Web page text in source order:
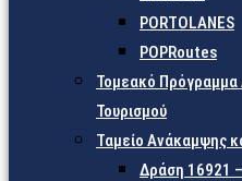
PORTOLANES
POPRoutes
Τομεακό Πρόγραμμα
Τουρισμού
Ταμείο Ανάκαμψης
Δράση 16921